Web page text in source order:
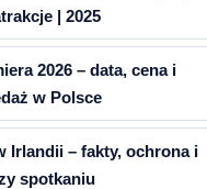
| 2025
2026 – data, cena i
w Polsce
Irlandii – fakty, ochrona i
spotkaniu